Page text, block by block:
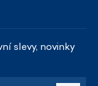
slevy, novinky